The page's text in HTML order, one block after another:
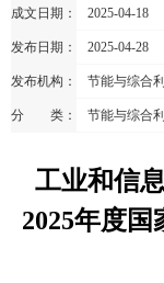
成文日期： 2025-04-18
发布日期： 2025-04-28
发布机构： 节能与综合
分 类： 节能与综合
工业和信
2025年度